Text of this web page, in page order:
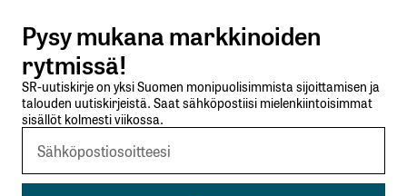
Lähetä kommentti
Pysy mukana markkinoiden
rytmissä!
SR-uutiskirje on yksi Suomen monipuolisimmista sijoittamisen ja
talouden uutiskirjeistä. Saat sähköpostiisi mielenkiintoisimmat
sisällöt kolmesti viikossa.